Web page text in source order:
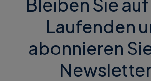
Bleiben Sie
Laufenden
abonnieren